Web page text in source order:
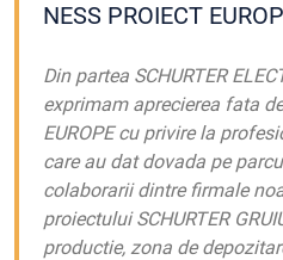
NESS PROIECT
Din partea SCHURTER
exprimam aprecierea fata
EUROPE cu privire la
care au dat dovada pe
colaborarii dintre firmale
proiectului SCHURTER
productie, zona de